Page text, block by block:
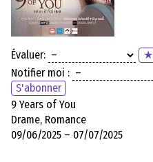
Évaluer:
★
Notifier moi :
S'abonner
9 Years of You
Drame, Romance
09/06/2025 – 07/07/2025